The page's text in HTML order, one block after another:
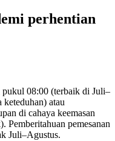
perhentian
pukul 08:00 (terbaik di Juli–
keteduhan) atau
di cahaya keemasan
Pemberitahuan pemesanan
Juli–Agustus.